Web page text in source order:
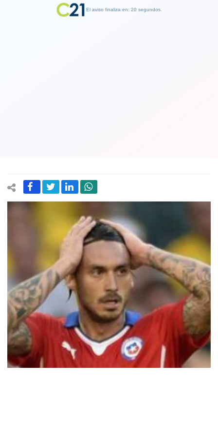
El aviso finaliza en: 19 segundos.